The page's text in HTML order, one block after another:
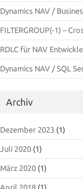
Dynamics NAV /
FILTERGROUP(-1) –
RDLC für NAV
Dynamics NAV / SQL
Archiv
Dezember 2023 (1)
Juli 2020 (1)
März 2020 (1)
April 2018 (1)